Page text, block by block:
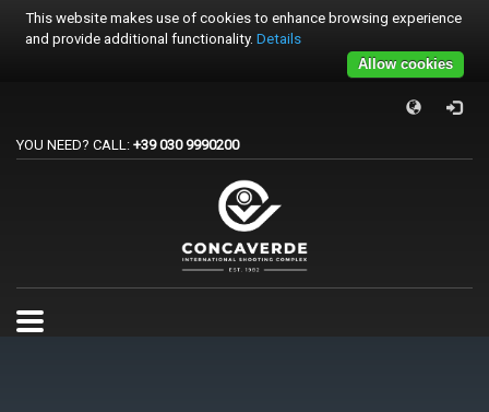
PER REGISTRARSI ALE GARE
Accedi o crea un account.
Per qualsiasi problema o supporto all'acquisto gare
support@trapconcaverde.com. Grazie!
YOU NEED? CALL: +39 030 9990200
This website makes use of cookies to enhance browsing experience
and provide additional functionality. Details
Allow cookies